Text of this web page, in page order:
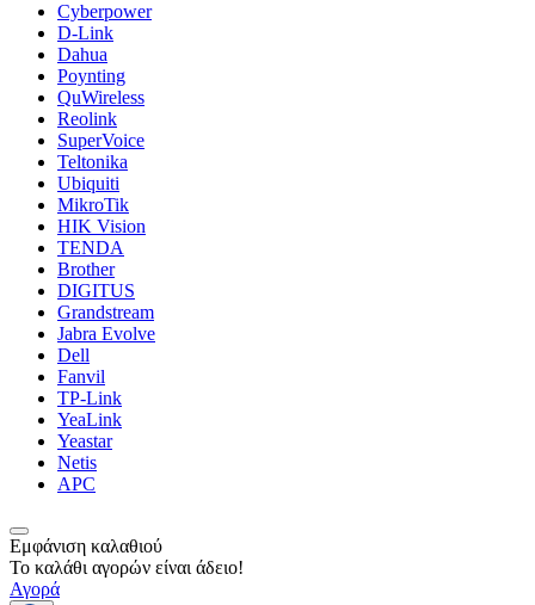
Cyberpower
D-Link
Dahua
Poynting
QuWireless
Reolink
SuperVoice
Teltonika
Ubiquiti
MikroTik
HIK Vision
TENDA
Brother
DIGITUS
Grandstream
Jabra Evolve
Dell
Fanvil
TP-Link
YeaLink
Yeastar
Netis
APC
Εμφάνιση καλαθιού
Το καλάθι αγορών είναι άδειο!
Αγορά